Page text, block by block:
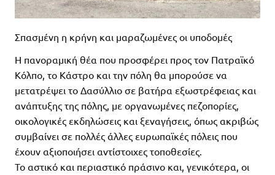
Σπασμένη η κρήνη και μαραζωμένες οι υποδομές
Η πανοραμική θέα που προσφέρει προς τον Πατραϊκό
Κόλπο, το Κάστρο και την πόλη θα μπορούσε να
μετατρέψει το Δασύλλιο σε βατήρα εξωστρέφειας και
ανάπτυξης της πόλης, με οργανωμένες πεζοπορίες,
οικολογικές εκδηλώσεις και ξεναγήσεις, όπως ακριβώς
συμβαίνει σε πολλές άλλες ευρωπαϊκές πόλεις που
έχουν αξιοποιήσει αντίστοιχες τοποθεσίες.
Το αστικό και περιαστικό πράσινο και, γενικότερα, οι